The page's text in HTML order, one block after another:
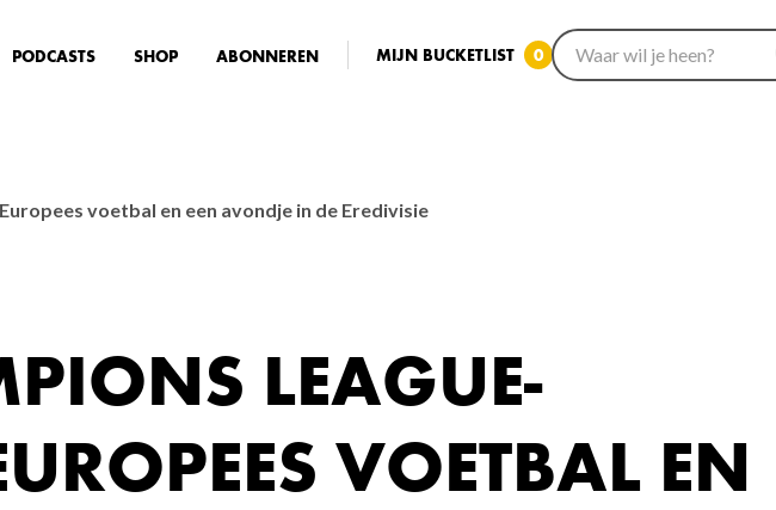
PODCASTS SHOP ABONNEREN MIJN BUCKETLIST 0
voetbal en een avondje in de Eredivisie
LEAGUE-
VOETBAL EN